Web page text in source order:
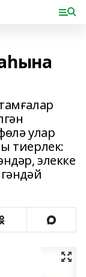
улар
тиерлек:
элекке